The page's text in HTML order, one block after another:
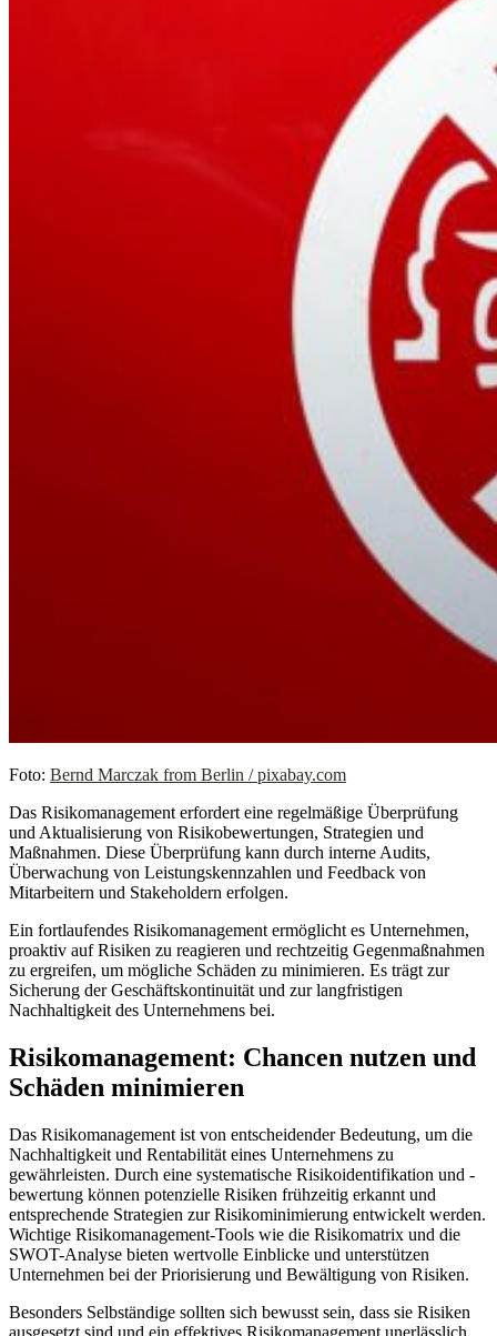
Foto: Bernd Marczak from Berlin / pixabay.com
Das Risikomanagement erfordert eine regelmäßige Überprüfung
und Aktualisierung von Risikobewertungen, Strategien und
Maßnahmen. Diese Überprüfung kann durch interne Audits,
Überwachung von Leistungskennzahlen und Feedback von
Mitarbeitern und Stakeholdern erfolgen.
Ein fortlaufendes Risikomanagement ermöglicht es Unternehmen,
proaktiv auf Risiken zu reagieren und rechtzeitig Gegenmaßnahmen
zu ergreifen, um mögliche Schäden zu minimieren. Es trägt zur
Sicherung der Geschäftskontinuität und zur langfristigen
Nachhaltigkeit des Unternehmens bei.
Risikomanagement: Chancen nutzen und
Schäden minimieren
Das Risikomanagement ist von entscheidender Bedeutung, um die
Nachhaltigkeit und Rentabilität eines Unternehmens zu
gewährleisten. Durch eine systematische Risikoidentifikation und -
bewertung können potenzielle Risiken frühzeitig erkannt und
entsprechende Strategien zur Risikominimierung entwickelt werden.
Wichtige Risikomanagement-Tools wie die Risikomatrix und die
SWOT-Analyse bieten wertvolle Einblicke und unterstützen
Unternehmen bei der Priorisierung und Bewältigung von Risiken.
Besonders Selbständige sollten sich bewusst sein, dass sie Risiken
ausgesetzt sind und ein effektives Risikomanagement unerlässlich